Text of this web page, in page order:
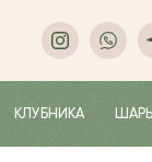
КЛУБНИКА